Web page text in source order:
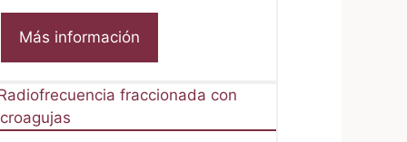
Más información